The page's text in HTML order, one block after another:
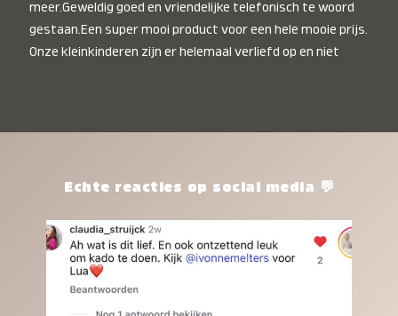
meer.Geweldig goed en vriendelijke telefonisch te woord
gestaan.Een super mooi product voor een hele mooie prijs.
Onze kleinkinderen zijn er helemaal verliefd op en niet
het waard.Echte reacties op social media 💬